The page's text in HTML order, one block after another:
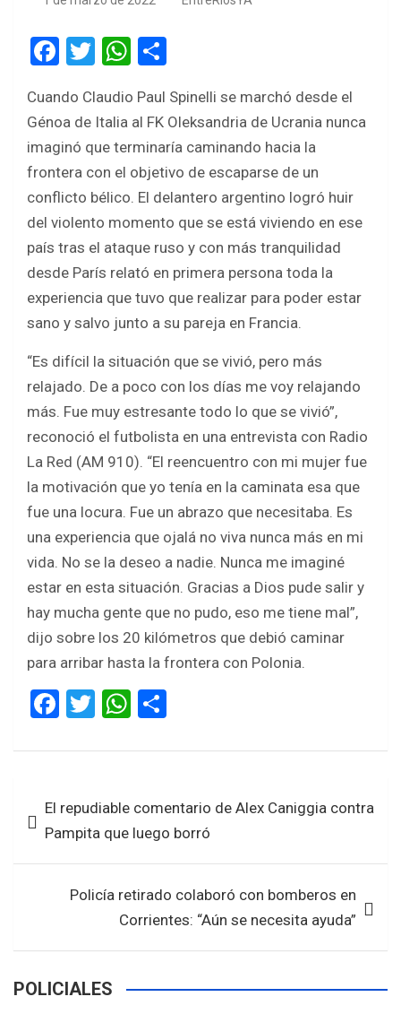
F
ce
b
o
o
k
T
tt
er
W
at
s
A
p
p
ar
e
Cuando Claudio Paul Spinelli se marchó desde el
Génoa de Italia al FK Oleksandria de Ucrania nunca
imaginó que terminaría caminando hacia la
frontera con el objetivo de escaparse de un
conflicto bélico. El delantero argentino logró huir
del violento momento que se está viviendo en ese
país tras el ataque ruso y con más tranquilidad
desde París relató en primera persona toda la
experiencia que tuvo que realizar para poder estar
sano y salvo junto a su pareja en Francia.
“Es difícil la situación que se vivió, pero más
relajado. De a poco con los días me voy relajando
más. Fue muy estresante todo lo que se vivió”,
reconoció el futbolista en una entrevista con Radio
La Red (AM 910). “El reencuentro con mi mujer fue
la motivación que yo tenía en la caminata esa que
fue una locura. Fue un abrazo que necesitaba. Es
una experiencia que ojalá no viva nunca más en mi
vida. No se la deseo a nadie. Nunca me imaginé
estar en esta situación. Gracias a Dios pude salir y
hay mucha gente que no pudo, eso me tiene mal”,
dijo sobre los 20 kilómetros que debió caminar
para arribar hasta la frontera con Polonia.
F
ce
o
o
k
T
tt
W
at
A
p
p
ar
de
entradas
El repudiable comentario de Alex Caniggia contra
Pampita que luego borró
Policía retirado colaboró con bomberos en
Corrientes: “Aún se necesita ayuda”
POLICIALES